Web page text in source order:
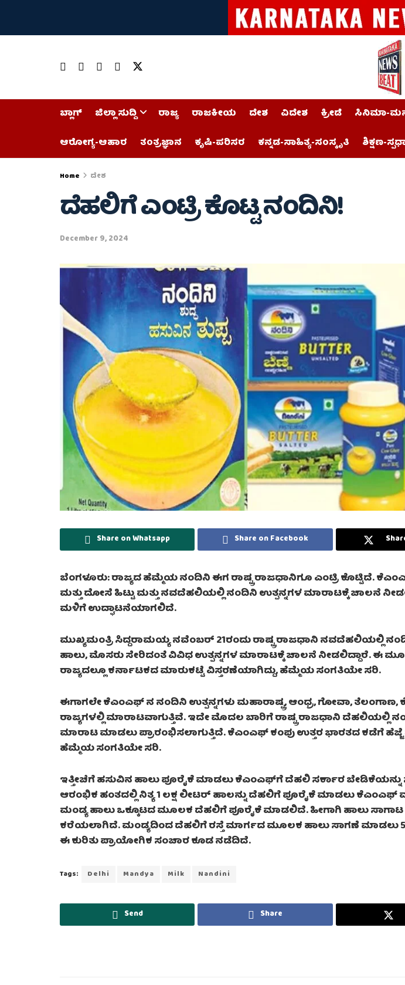
ಬ್ಲಾಗ್ ಜಿಲ್ಲಾ ಸುದ್ದಿ ರಾಜ್ಯ ರಾಜಕೀಯ ದೇಶ ವಿದೇಶ ಕ್ರೀಡೆ ಸಿನಿಮಾ-
ಆರೋಗ್ಯ-ಆಹಾರ
ತಂತ್ರಜ್ಞಾನ ಕೃಷಿ-ಪರಿಸರ ಕನ್ನಡ-ಸಾಹಿತ್ಯ-ಸಂಸ್ಕೃತಿ ಶಿಕ್ಷಣ-
Home ದೇಶ
ದೆಹಲಿಗೆ ಎಂಟ್ರಿ ಕೊಟ್ಟ ನಂದಿನಿ!
December 9, 2024
Share on Whatsapp Share on Facebook
ಬೆಂಗಳೂರು: ರಾಜ್ಯದ ಹೆಮ್ಮೆಯ ನಂದಿನಿ ಈಗ ರಾಷ್ಟ್ರ ರಾಜಧಾನಿಗೂ ಎಂಟ್ರಿ ಕೊಟ್ಟಿದೆ.
ಮತ್ತು ದೋಸೆ ಹಿಟ್ಟು ಮತ್ತು ನವದೆಹಲಿಯಲ್ಲಿ ನಂದಿನಿ ಉತ್ಪನ್ನಗಳ ಮಾರಾಟಕ್ಕೆ ಚಾಲನೆ
ಮಳಿಗೆ ಉದ್ಘಾಟನೆಯಾಗಲಿದೆ.
ಮುಖ್ಯಮಂತ್ರಿ ಸಿದ್ದರಾಮಯ್ಯ ನವೆಂಬರ್ 21ರಂದು ರಾಷ್ಟ್ರ ರಾಜಧಾನಿ ನವದೆಹಲಿಯಲ್ಲಿ
ಹಾಲು, ಮೊಸರು ಸೇರಿದಂತೆ ವಿವಿಧ ಉತ್ಪನ್ನಗಳ ಮಾರಾಟಕ್ಕೆ ಚಾಲನೆ ನೀಡಲಿದ್ದಾರೆ. ಈ
ರಾಜ್ಯದಲ್ಲೂ ಕರ್ನಾಟಕದ ಮಾರುಕಟ್ಟೆ ವಿಸ್ತರಣೆಯಾಗಿದ್ದು, ಹೆಮ್ಮೆಯ ಸಂಗತಿಯೇ ಸರಿ.
ಈಗಾಗಲೇ ಕೆಎಂಎಫ್‌ ನ ನಂದಿನಿ ಉತ್ಪನ್ನಗಳು ಮಹಾರಾಷ್ಟ್ರ, ಆಂಧ್ರ, ಗೋವಾ, ತೆಲಂಗಾಣ,
ರಾಜ್ಯಗಳಲ್ಲಿ ಮಾರಾಟವಾಗುತ್ತಿವೆ. ಇದೇ ಮೊದಲ ಬಾರಿಗೆ ರಾಷ್ಟ್ರ ರಾಜಧಾನಿ ದೆಹಲಿಯಲ್ಲಿ
ಮಾರಾಟ ಮಾಡಲು ಪ್ರಾರಂಭಿಸಲಾಗುತ್ತಿದೆ. ಕೆಎಂಎಫ್ ಕಂಪು ಉತ್ತರ ಭಾರತದ ಕಡೆಗೆ ಹೆಜ್ಜೆ
ಹೆಮ್ಮೆಯ ಸಂಗತಿಯೇ ಸರಿ.
ಇತ್ತೀಚೆಗೆ ಹಸುವಿನ ಹಾಲು ಪೂರೈಕೆ ಮಾಡಲು ಕೆಎಂಎಫ್‌ಗೆ ದೆಹಲಿ ಸರ್ಕಾರ ಬೇಡಿಕೆಯನ್ನು
ಆರಂಭಿಕ ಹಂತದಲ್ಲಿ ನಿತ್ಯ 1 ಲಕ್ಷ ಲೀಟರ್ ಹಾಲನ್ನು ದೆಹಲಿಗೆ ಪೂರೈಕೆ ಮಾಡಲು
ಮಂಡ್ಯ ಹಾಲು ಒಕ್ಕೂಟದ ಮೂಲಕ ದೆಹಲಿಗೆ ಪೂರೈಕೆ ಮಾಡಲಿದೆ. ಹೀಗಾಗಿ ಹಾಲು
ಕರೆಯಲಾಗಿದೆ. ಮಂಡ್ಯದಿಂದ ದೆಹಲಿಗೆ ರಸ್ತೆ ಮಾರ್ಗದ ಮೂಲಕ ಹಾಲು ಸಾಗಣೆ ಮಾಡಲು 54
ಈ ಕುರಿತು ಪ್ರಾಯೋಗಿಕ ಸಂಚಾರ ಕೂಡ ನಡೆದಿದೆ.
Tags: Delhi Mandya Milk Nandini
Send Share